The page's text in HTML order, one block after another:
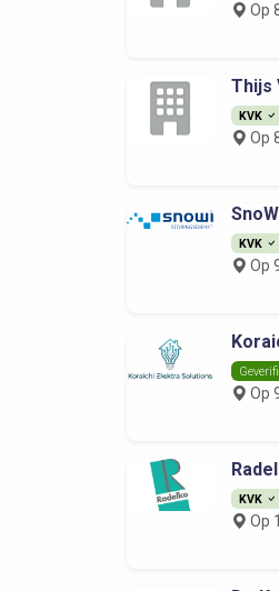
Op
Thijs
KVK
Op
KVK
Op
Op
KVK
Op